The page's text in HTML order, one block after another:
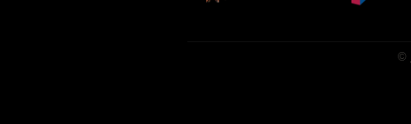
©